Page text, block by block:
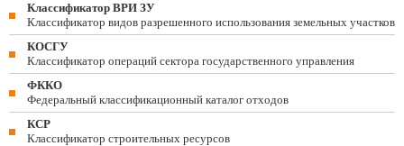
Классификатор ВРИ ЗУ
Классификатор видов разрешенного использования земельных участков
КОСГУ
Классификатор операций сектора государственного управления
ФККО
Федеральный классификационный каталог отходов
КСР
Классификатор строительных ресурсов